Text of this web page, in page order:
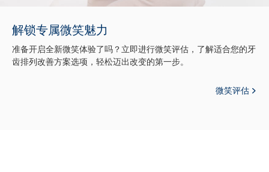
解锁专属微笑魅力
准备开启全新微笑体验了吗？立即进行微笑评估，了解适合您的牙
齿排列改善方案选项，轻松迈出改变的第一步。
微笑评估